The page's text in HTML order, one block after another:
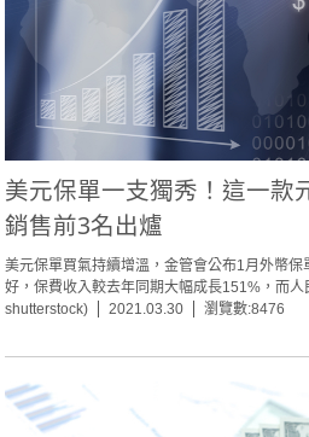
美元保單一支獨秀！這一款
銷售前3名出爐
美元保單買氣持續增溫，金管會公布1月外幣
好，保費收入較去年同期大幅成長151%，而
shutterstock)
2021.03.30 瀏覽數:8476